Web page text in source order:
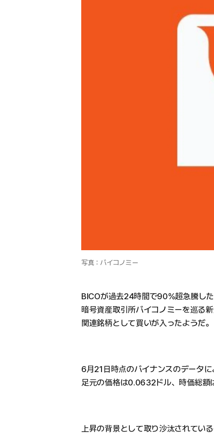
写真：バイコノミー
BICOが過去24時間で90%超急騰した
暗号資産取引所バイコノミーを巡る新
関連銘柄として買いが入ったようだ。
6月21日時点のバイナンスのデータ
足元の価格は0.0632ドル、時価総額
上昇の背景として取り沙汰されてい